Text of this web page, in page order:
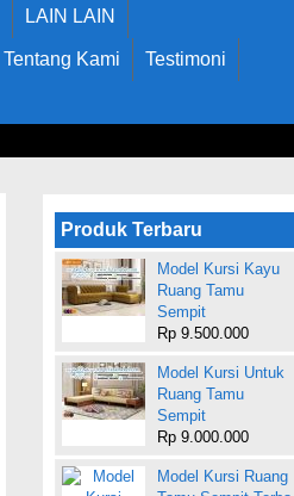
LAIN LAIN
Tentang Kami Testimoni
Produk Terbaru
Model Kursi Kayu
Ruang Tamu
Sempit
Rp 9.500.000
Model Kursi Untuk
Ruang Tamu
Sempit
Rp 9.000.000
Model Kursi Ruang